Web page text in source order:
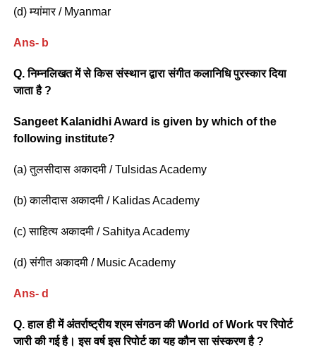
(d) म्यांमार / Myanmar
Ans- b
Q. निम्नलिखत में से किस संस्थान द्वारा संगीत कलानिधि पुरस्कार दिया
जाता है ?
Sangeet Kalanidhi Award is given by which of the
following institute?
(a) तुलसीदास अकादमी / Tulsidas Academy
(b) कालीदास अकादमी / Kalidas Academy
(c) साहित्य अकादमी / Sahitya Academy
(d) संगीत अकादमी / Music Academy
Ans- d
Q. हाल ही में अंतर्राष्ट्रीय श्रम संगठन की World of Work पर रिपोर्ट
जारी की गई है। इस वर्ष इस रिपोर्ट का यह कौन सा संस्करण है ?